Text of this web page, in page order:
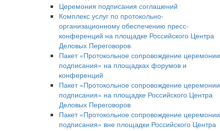
Церемония подписания соглашений
Комплекс услуг по протокольно-
организационному обеспечению пресс-
конференций на площадке Российского Центра
Деловых Переговоров
Пакет «Протокольное сопровождение церемонии
подписания» на площадках форумов и
конференций
Пакет «Протокольное сопровождение церемонии
подписания» на площадке Российского Центра
Деловых Переговоров
Пакет «Протокольное сопровождение церемонии
подписания» вне площадки Российского Центра